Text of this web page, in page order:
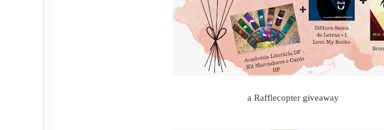
a Rafflecopter giveaway